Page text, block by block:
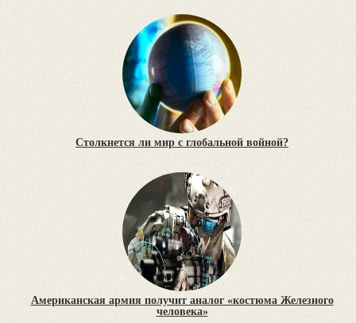
Столкнется ли мир с глобальной войной?
Американская армия получит аналог «костюма Железного
человека»